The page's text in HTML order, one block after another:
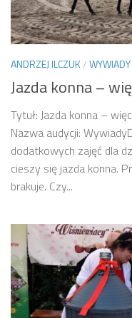
ANDRZEJ ILCZUK/WYWIADY
Jazda konna –
Tytuł: Jazda konna –
Nazwa audycji:
dodatkowych zajęć dla
cieszy się jazda konna.
brakuje. Czy...